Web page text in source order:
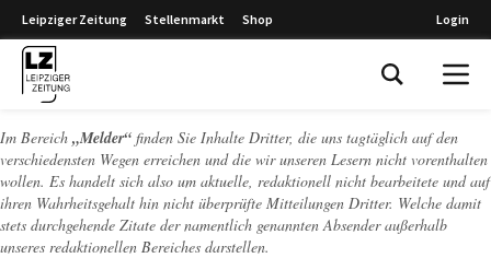
Leipziger Zeitung Stellenmarkt Shop Login
Im Bereich „Melder“ finden Sie Inhalte Dritter, die uns tagtäglich auf den
verschiedensten Wegen erreichen und die wir unseren Lesern nicht vorenthalten
wollen. Es handelt sich also um aktuelle, redaktionell nicht bearbeitete und auf
ihren Wahrheitsgehalt hin nicht überprüfte Mitteilungen Dritter. Welche damit
stets durchgehende Zitate der namentlich genannten Absender außerhalb
unseres redaktionellen Bereiches darstellen.